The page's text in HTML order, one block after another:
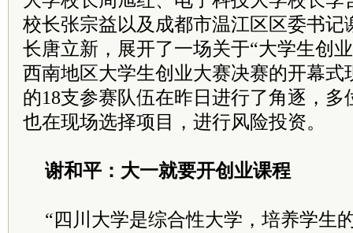
校长张宗益以及成都市温江区区委书记
长唐立新，展开了一场关于“大学生创
西南地区大学生创业大赛决赛的开幕式
的18支参赛队伍在昨日进行了角逐，多
也在现场选择项目，进行风险投资。
谢和平：大一就要开创业课程
“四川大学是综合性大学，培养学生